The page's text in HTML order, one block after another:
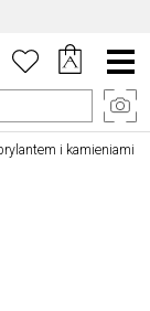
Menu
główne
i kamieniami